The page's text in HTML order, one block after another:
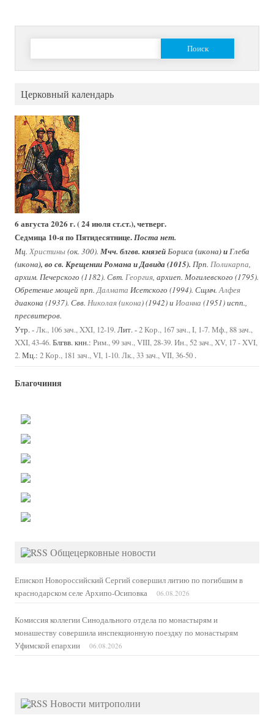
Найти:
Церковный календарь
6 августа 2026 г. ( 24 июля ст.ст.), четверг.
Седмица 10-я по Пятидесятнице.Поста нет.
Мц. Христины(ок. 300). Мчч. блгвв. князейБориса (икона) иГлеба
(икона), во св. Крещении Романа и Давида (1015). Прп. Поликарпа,
архим. Печерского (1182). Свт. Георгия, архиеп. Могилевского (1795).
Обретение мощей прп.Далмата Исетского (1994). Сщмч.Алфея
диакона (1937). Свв. Николая(икона) (1942) и Иоанна (1951) испп.,
пресвитеров.
Утр. -Лк., 106 зач., XXI, 12-19. Лит. -2 Кор., 167 зач., I, 1-7. Мф., 88 зач.,
XXI, 43-46. Блгвв. кнн.: Рим., 99 зач., VIII, 28-39. Ин., 52 зач., XV, 17 - XVI,
2. Мц.: 2 Кор., 181 зач., VI, 1-10. Лк., 33 зач., VII, 36-50 .
Благочиния
Общецерковные новости
Епископ Новороссийский Сергий совершил литию по погибшим в
краснодарском селе Архипо-Осиповка
06.08.2026
Комиссия коллегии Синодального отдела по монастырям и
монашеству совершила инспекционную поездку по монастырям
Уфимской епархии
06.08.2026
Новости митрополии